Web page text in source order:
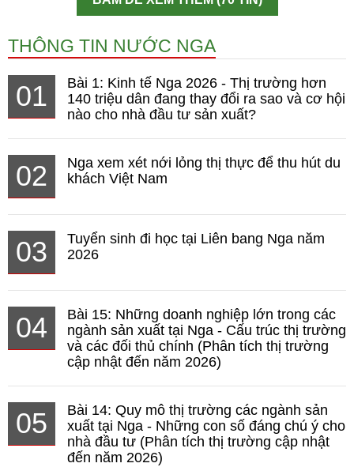
THÔNG TIN NƯỚC NGA
01
Bài 1: Kinh tế Nga 2026 - Thị trường hơn
140 triệu dân đang thay đổi ra sao và cơ hội
nào cho nhà đầu tư sản xuất?
02
Nga xem xét nới lỏng thị thực để thu hút du
khách Việt Nam
03
Tuyển sinh đi học tại Liên bang Nga năm
2026
04
Bài 15: Những doanh nghiệp lớn trong các
ngành sản xuất tại Nga - Cấu trúc thị trường
và các đối thủ chính (Phân tích thị trường
cập nhật đến năm 2026)
05
Bài 14: Quy mô thị trường các ngành sản
xuất tại Nga - Những con số đáng chú ý cho
nhà đầu tư (Phân tích thị trường cập nhật
đến năm 2026)